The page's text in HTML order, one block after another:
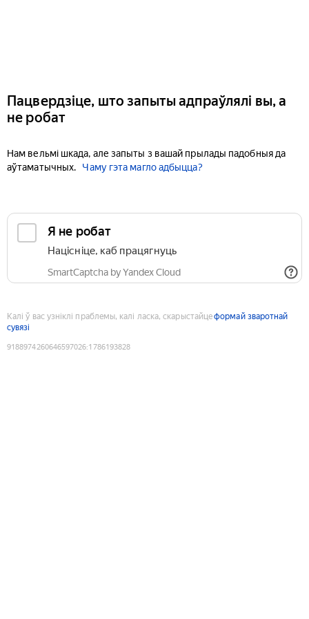
Пацвердзіце, што запыты адпраўлялі вы, а
не робат
Нам вельмі шкада, але запыты з вашай прылады падобныя да
аўтаматычных.
Чаму гэта магло адбыцца?
Я не робат
Націсніце, каб працягнуць
SmartCaptcha by Yandex Cloud
Калі ў вас узніклі праблемы, калі ласка, скарыстайцеформай зваротнай
сувязі
9188974260646597026:1786193828